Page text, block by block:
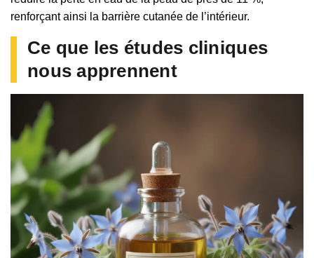
renforçant ainsi la barrière cutanée de l’intérieur.
Ce que les études cliniques
nous apprennent